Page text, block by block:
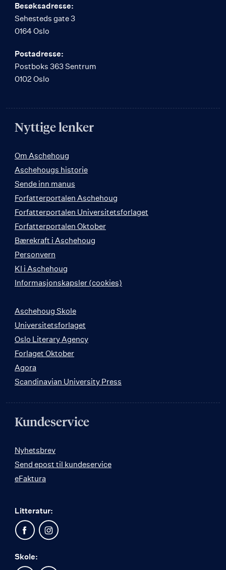
Besøksadresse:
Sehesteds gate 3
0164 Oslo
Postadresse:
Postboks 363 Sentrum
0102 Oslo
Nyttige lenker
Om Aschehoug
Aschehougs historie
Sende inn manus
Forfatterportalen Aschehoug
Forfatterportalen Universitetsforlaget
Forfatterportalen Oktober
Bærekraft i Aschehoug
Personvern
KI i Aschehoug
Informasjonskapsler (cookies)
Aschehoug Skole
Universitetsforlaget
Oslo Literary Agency
Forlaget Oktober
Agora
Scandinavian University Press
Kundeservice
Nyhetsbrev
Send epost til kundeservice
eFaktura
Litteratur:
Skole: